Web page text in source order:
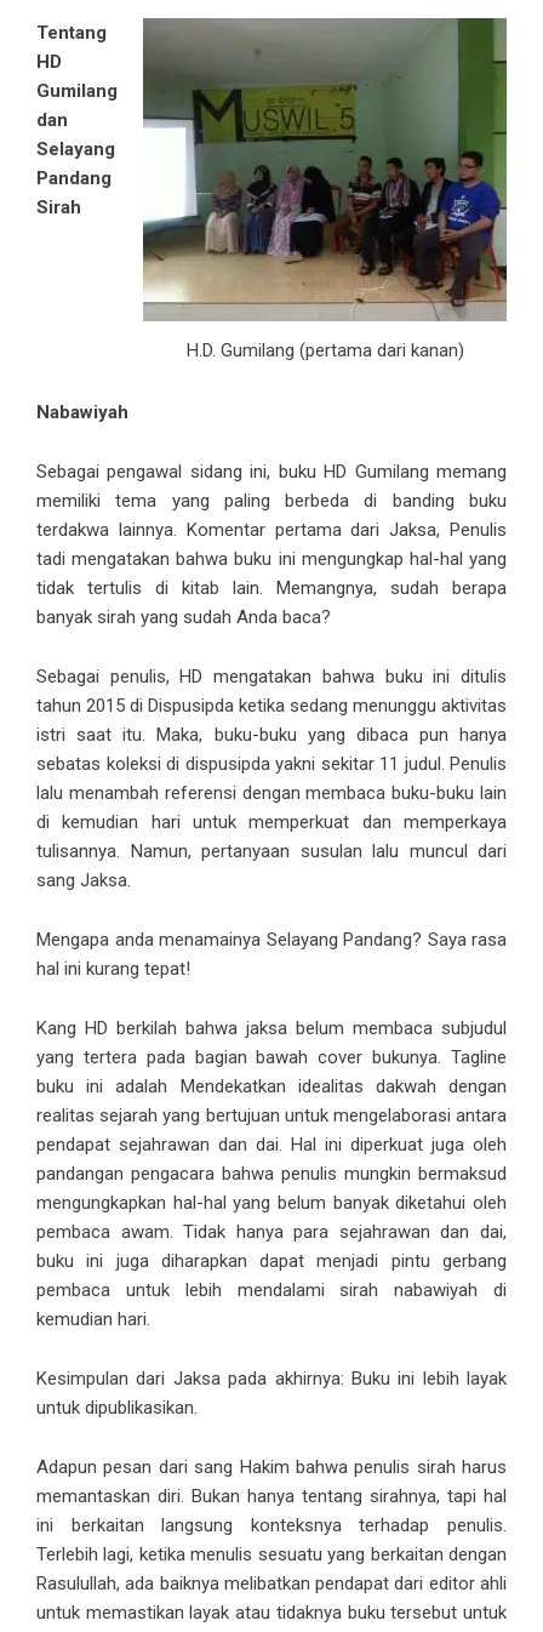
H.D. Gumilang (pertama dari kanan)
Tentang
HD
Gumilang
dan
Selayang
Pandang
Sirah
Nabawiyah
Sebagai pengawal sidang ini, buku HD Gumilang memang
memiliki tema yang paling berbeda di banding buku
terdakwa lainnya. Komentar pertama dari Jaksa, Penulis
tadi mengatakan bahwa buku ini mengungkap hal-hal yang
tidak tertulis di kitab lain. Memangnya, sudah berapa
banyak sirah yang sudah Anda baca?
Sebagai penulis, HD mengatakan bahwa buku ini ditulis
tahun 2015 di Dispusipda ketika sedang menunggu aktivitas
istri saat itu. Maka, buku-buku yang dibaca pun hanya
sebatas koleksi di dispusipda yakni sekitar 11 judul. Penulis
lalu menambah referensi dengan membaca buku-buku lain
di kemudian hari untuk memperkuat dan memperkaya
tulisannya. Namun, pertanyaan susulan lalu muncul dari
sang Jaksa.
Mengapa anda menamainya Selayang Pandang? Saya rasa
hal ini kurang tepat!
Kang HD berkilah bahwa jaksa belum membaca subjudul
yang tertera pada bagian bawah cover bukunya. Tagline
buku ini adalah Mendekatkan idealitas dakwah dengan
realitas sejarah yang bertujuan untuk mengelaborasi antara
pendapat sejahrawan dan dai. Hal ini diperkuat juga oleh
pandangan pengacara bahwa penulis mungkin bermaksud
mengungkapkan hal-hal yang belum banyak diketahui oleh
pembaca awam. Tidak hanya para sejahrawan dan dai,
buku ini juga diharapkan dapat menjadi pintu gerbang
pembaca untuk lebih mendalami sirah nabawiyah di
kemudian hari.
Kesimpulan dari Jaksa pada akhirnya: Buku ini lebih layak
untuk dipublikasikan.
Adapun pesan dari sang Hakim bahwa penulis sirah harus
memantaskan diri. Bukan hanya tentang sirahnya, tapi hal
ini berkaitan langsung konteksnya terhadap penulis.
Terlebih lagi, ketika menulis sesuatu yang berkaitan dengan
Rasulullah, ada baiknya melibatkan pendapat dari editor ahli
untuk memastikan layak atau tidaknya buku tersebut untuk